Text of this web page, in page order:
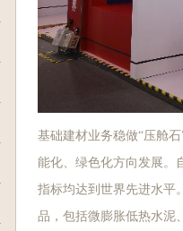
基础建材业务稳做“压舱
能化、绿色化方向发展。
指标均达到世界先进水平
品，包括微膨胀低热水泥